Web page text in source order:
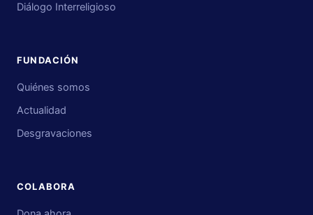
Diálogo Interreligioso
FUNDACIÓN
Quiénes somos
Actualidad
Desgravaciones
COLABORA